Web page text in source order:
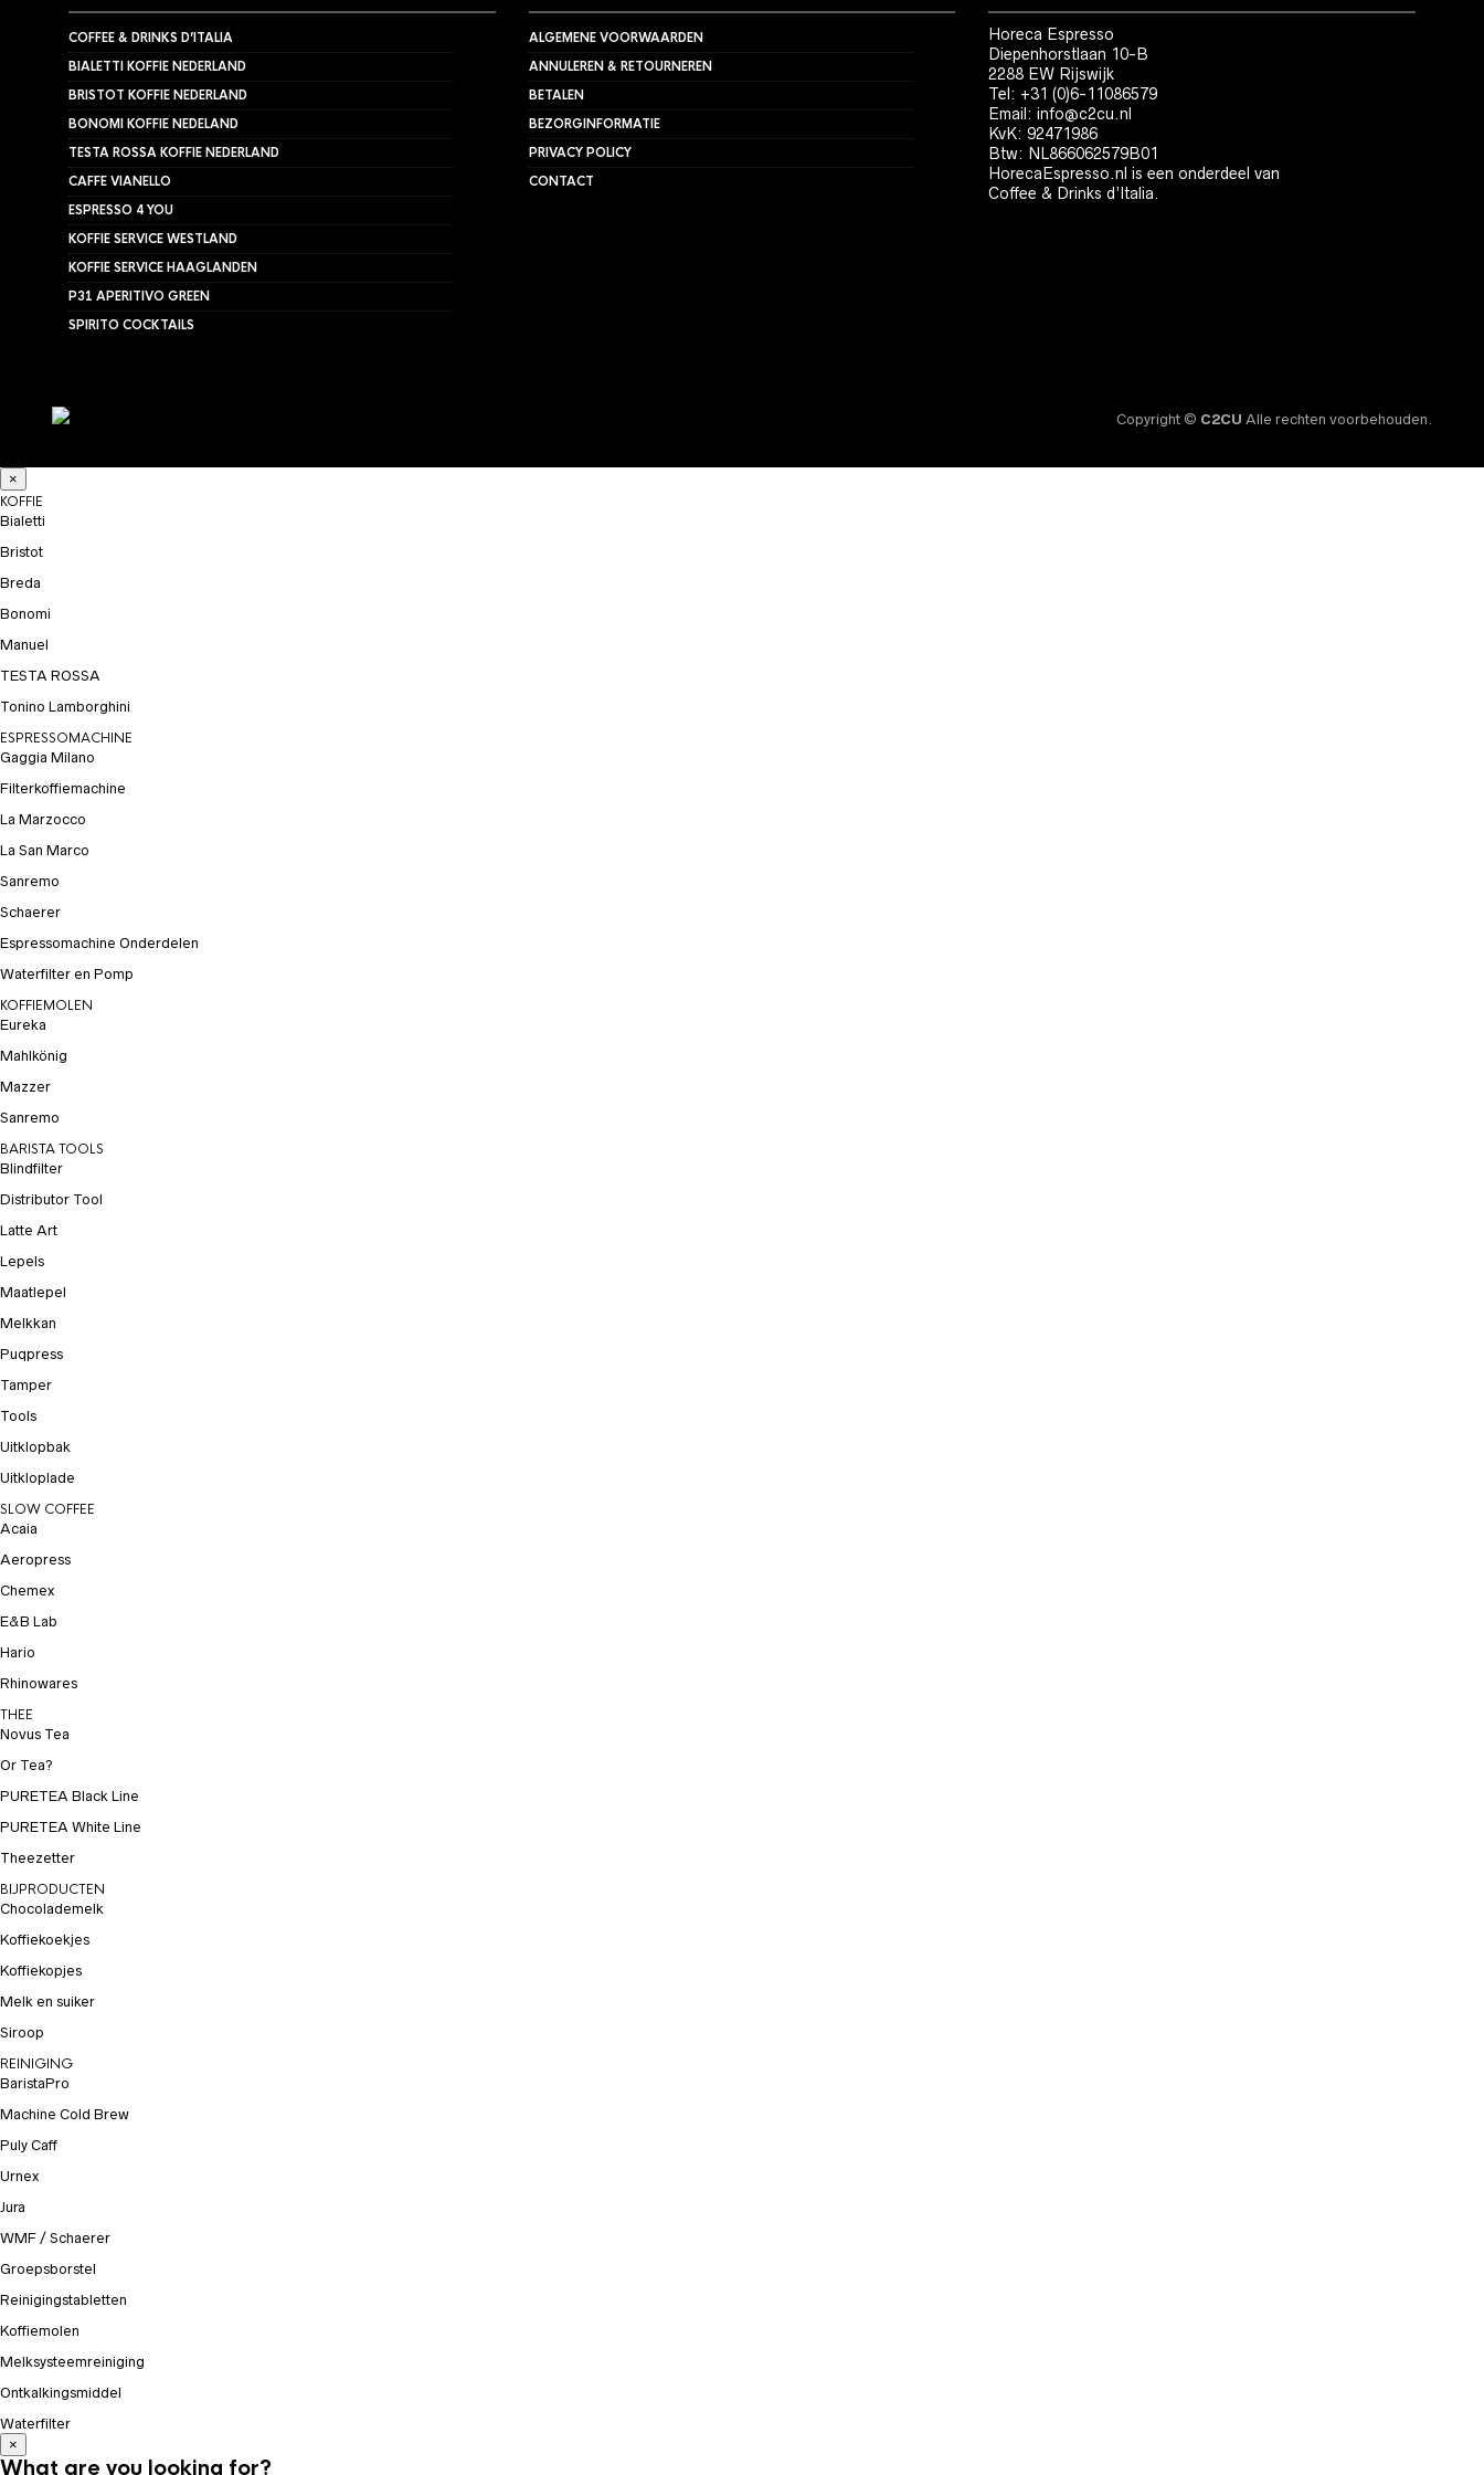
COFFEE & DRINKS D’ITALIA
BIALETTI KOFFIE NEDERLAND
BRISTOT KOFFIE NEDERLAND
BONOMI KOFFIE NEDELAND
TESTA ROSSA KOFFIE NEDERLAND
CAFFE VIANELLO
ESPRESSO 4 YOU
KOFFIE SERVICE WESTLAND
KOFFIE SERVICE HAAGLANDEN
P31 APERITIVO GREEN
SPIRITO COCKTAILS
ALGEMENE VOORWAARDEN
ANNULEREN & RETOURNEREN
BETALEN
BEZORGINFORMATIE
PRIVACY POLICY
CONTACT
Horeca Espresso
Diepenhorstlaan 10-B
2288 EW Rijswijk
Tel: +31 (0)6-11086579
Email:info@c2cu.nl
KvK: 92471986
Btw: NL866062579B01
HorecaEspresso.nl is een onderdeel van
Coffee & Drinks d’Italia.
Copyright © C2CU Alle rechten voorbehouden.
×
KOFFIE
Bialetti
Bristot
Breda
Bonomi
Manuel
TESTA ROSSA
Tonino Lamborghini
ESPRESSOMACHINE
Gaggia Milano
Filterkoffiemachine
La Marzocco
La San Marco
Sanremo
Schaerer
Espressomachine Onderdelen
Waterfilter en Pomp
KOFFIEMOLEN
Eureka
Mahlkönig
Mazzer
Sanremo
BARISTA TOOLS
Blindfilter
Distributor Tool
Latte Art
Lepels
Maatlepel
Melkkan
Puqpress
Tamper
Tools
Uitklopbak
Uitkloplade
SLOW COFFEE
Acaia
Aeropress
Chemex
E&B Lab
Hario
Rhinowares
THEE
Novus Tea
Or Tea?
PURETEA Black Line
PURETEA White Line
Theezetter
BIJPRODUCTEN
Chocolademelk
Koffiekoekjes
Koffiekopjes
Melk en suiker
Siroop
REINIGING
BaristaPro
Machine Cold Brew
Puly Caff
Urnex
Jura
WMF / Schaerer
Groepsborstel
Reinigingstabletten
Koffiemolen
Melksysteemreiniging
Ontkalkingsmiddel
Waterfilter
×
What are you looking for?